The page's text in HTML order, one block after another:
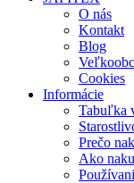
O nás
Kontakt
Blog
Cookies
Informácie
Tabuľka
Prečo
Ako